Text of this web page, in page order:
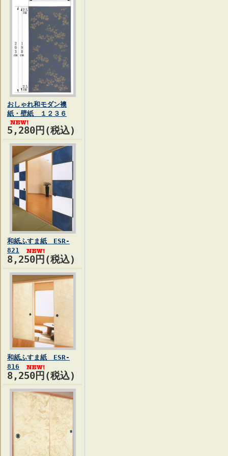
おしゃれ和モダン襖
紙・壁紙 １２３６
5,280円(税込)
和紙ふすま紙 ESR-
821
8,250円(税込)
和紙ふすま紙 ESR-
816
8,250円(税込)